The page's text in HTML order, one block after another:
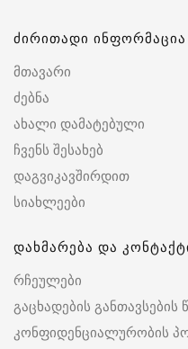
ძირითადი ინფორმაცია
მთავარი
ძებნა
ახალი დამატებული
ჩვენს შესახებ
დაგვიკავშირდით
სიახლეები
დახმარება და
რჩეულები
გაცხადების განთავსების
კონფიდენციალურობის